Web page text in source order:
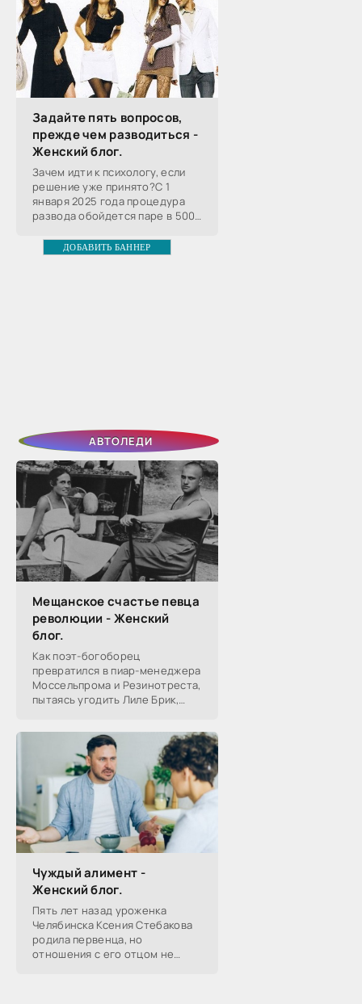
Задайте пять вопросов,
прежде чем разводиться -
Женский блог.
Зачем идти к психологу, если
решение уже принято?С 1
января 2025 года процедура
развода обойдется паре в 5000
дороже, чем было раньше.
Спасет ли подобная мера от
ДОБАВИТЬ БАННЕР
АВТОЛЕДИ
Мещанское счастье певца
революции - Женский
блог.
Как поэт-богоборец
превратился в пиар-менеджера
Моссельпрома и Резинотреста,
пытаясь угодить Лиле Брик,
смерти в 1917-м, почему он стал
советским буржуа, а не вторым
Чуждый алимент -
Женский блог.
Пять лет назад уроженка
Челябинска Ксения Стебакова
родила первенца, но
отношения с его отцом не